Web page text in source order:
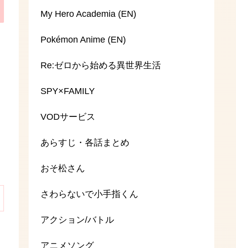
My Hero Academia (EN)
Pokémon Anime (EN)
Re:ゼロから始める異世界生活
SPY×FAMILY
VODサービス
あらすじ・各話まとめ
おそ松さん
さわらないで小手指くん
アクション/バトル
アニメソング